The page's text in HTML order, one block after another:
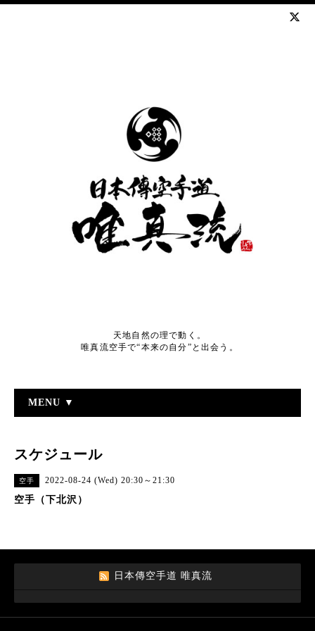
天地自然の理で動く。
唯真流空手で“本来の自分”と出会う。
MENU ▼
スケジュール
空手 2022-08-24 (Wed) 20:30～21:30
空手（下北沢）
日本傳空手道 唯真流